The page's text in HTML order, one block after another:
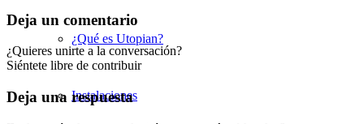
¿Qué es Utopian?
Instalaciones
Deja un comentario
¿Quieres unirte a la conversación?
Siéntete libre de contribuir
Deja una respuesta